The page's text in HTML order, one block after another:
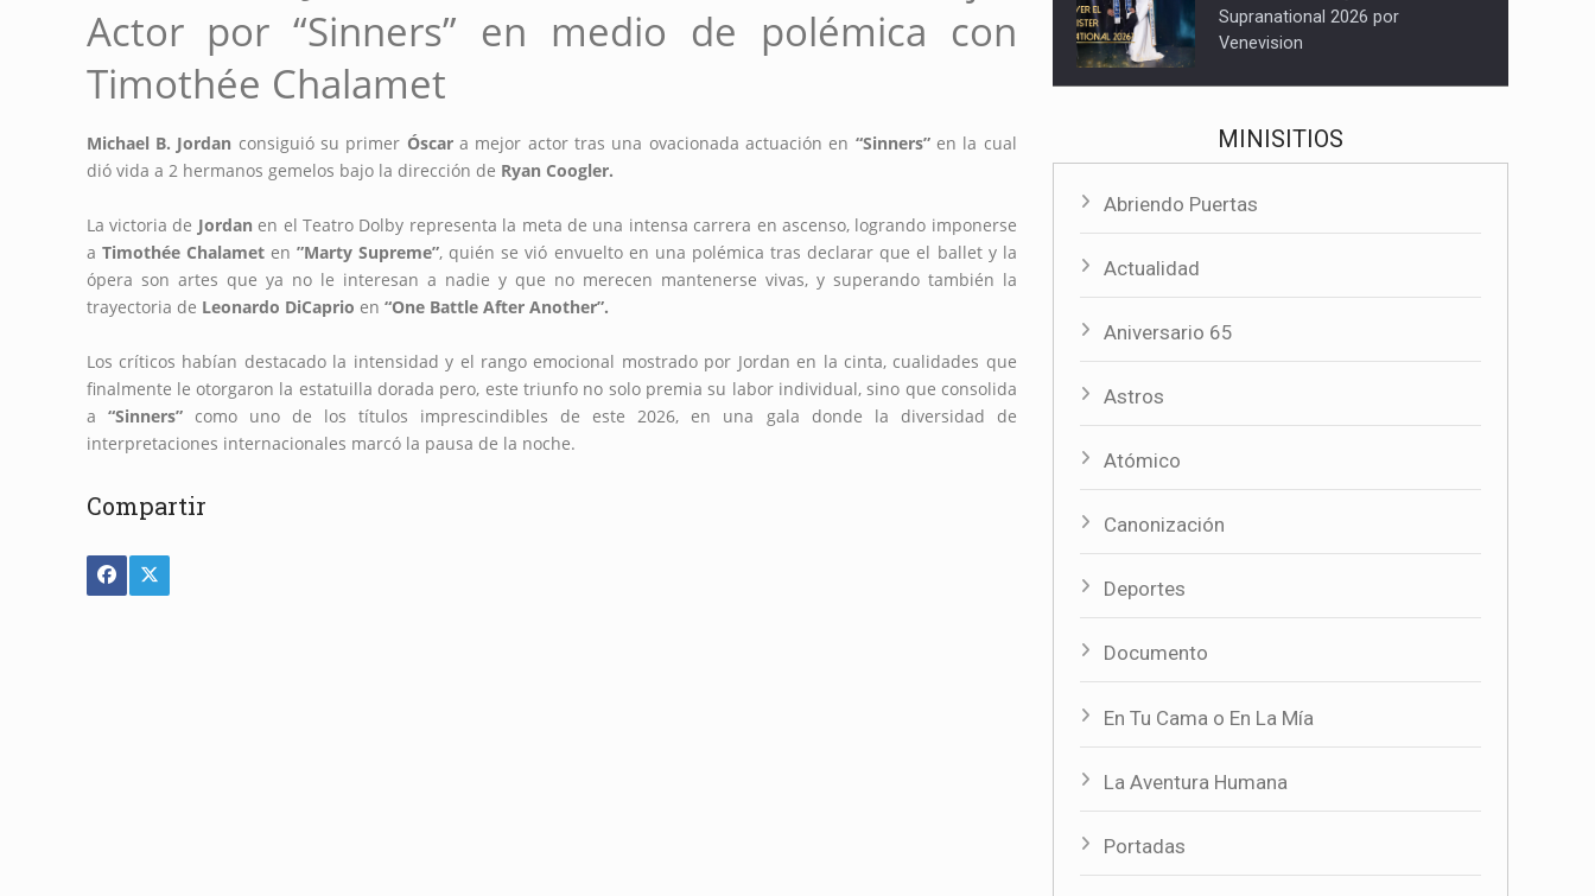
Actor por “Sinners” en medio de polémica con
Timothée Chalamet
Michael B. Jordan consiguió su primer Óscara mejor actor tras una ovacionada actuación en “Sinners”en la cual
dió vida a 2 hermanos gemelos bajo la dirección de Ryan Coogler.
La victoria de Jordan en el Teatro Dolby representa la meta de una intensa carrera en ascenso, logrando imponerse
a Timothée Chalameten ”Marty Supreme”, quién se vió envuelto en una polémica tras declarar que el ballet y la
ópera son artes que ya no le interesan a nadie y que no merecen mantenerse vivas, y superando también la
trayectoria de Leonardo DiCaprio en “One Battle After Another”.
Los críticos habían destacado la intensidad y el rango emocional mostrado por Jordan en la cinta, cualidades que
finalmente le otorgaron la estatuilla dorada pero, este triunfo no solo premia su labor individual, sino que consolida
a “Sinners”como uno de los títulos imprescindibles de este 2026, en una gala donde la diversidad de
interpretaciones internacionales marcó la pausa de la noche.
Compartir
Supranational 2026 por
Venevision
MINISITIOS
Abriendo Puertas
Actualidad
Aniversario 65
Astros
Atómico
Canonización
Deportes
Documento
En Tu Cama o En La Mía
La Aventura Humana
Portadas